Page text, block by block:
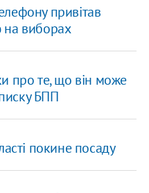
привітав
на виборах
про те, що він може
БПП
покине посаду